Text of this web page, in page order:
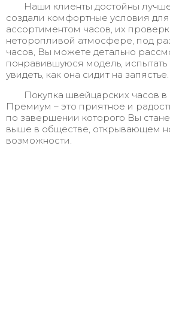
Наши клиенты достойны
создали комфортные условия
ассортиментом часов, их
неторопливой атмосфере, под
часов, Вы можете детально
понравившуюся модель,
увидеть, как она сидит на запястье.
Покупка швейцарских часов
Премиум – это приятное и
по завершении которого Вы
выше в обществе, открывающем
возможности.